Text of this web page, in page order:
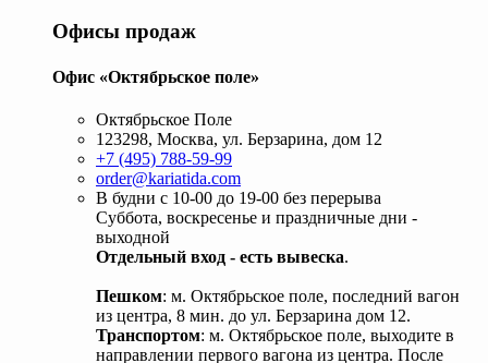
Офисы продаж
Офис «Октябрьское поле»
Октябрьское Поле
123298, Москва, ул. Берзарина, дом 12
+7 (495) 788-59-99
order@kariatida.com
В будни с 10-00 до 19-00 без перерыва
Суббота, воскресенье и праздничные дни -
выходной
Отдельный вход - есть вывеска.
Пешком: м. Октябрьское поле, последний вагон
из центра, 8 мин. до ул. Берзарина дом 12.
Транспортом: м. Октябрьское поле, выходите в
направлении первого вагона из центра. После